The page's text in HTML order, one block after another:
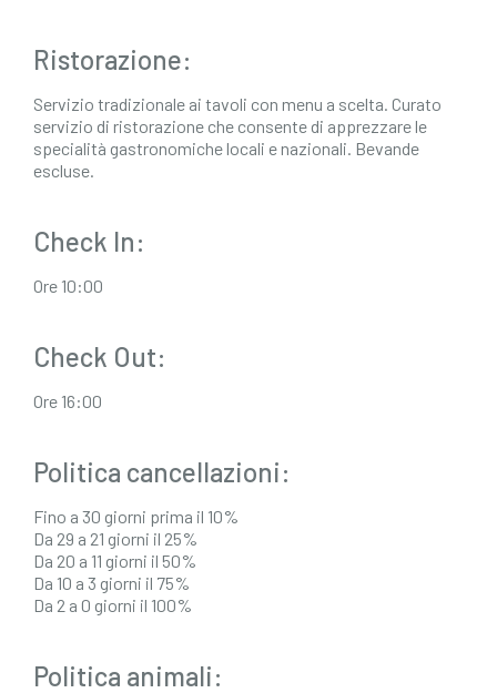
Ristorazione:
Servizio tradizionale ai tavoli con menu a scelta. Curato
servizio di ristorazione che consente di apprezzare le
specialità gastronomiche locali e nazionali. Bevande
escluse.
Check In:
Ore 10:00
Check Out:
Ore 16:00
Politica cancellazioni:
Fino a 30 giorni prima il 10%
Da 29 a 21 giorni il 25%
Da 20 a 11 giorni il 50%
Da 10 a 3 giorni il 75%
Da 2 a 0 giorni il 100%
Politica animali: